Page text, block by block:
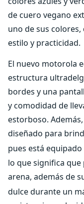
de cuero vegano
uno de sus
estilo y practicidad.
El nuevo motorola
estructura
bordes y una
y comodidad de
estorboso.
diseñado para
pues está
lo que significa
arena, además de
dulce durante un